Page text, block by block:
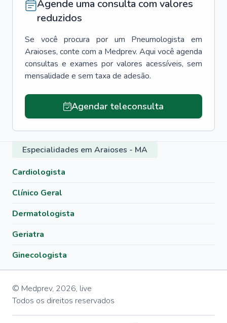
Agende uma consulta com valores
reduzidos
Se você procura por um Pneumologista
em
Araioses, conte com a Medprev. Aqui você agenda
consultas e exames por valores acessíveis, sem
mensalidade e sem taxa de adesão.
Agendar teleconsulta
Especialidades em Araioses - MA
Cardiologista
Clínico Geral
Dermatologista
Geriatra
Ginecologista
© Medprev, 2026, live
Todos os direitos reservados